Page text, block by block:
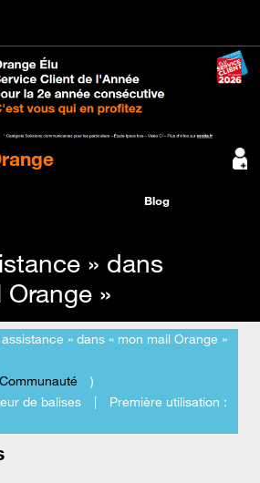
Blog
» dans
»
» dans « mon mail Orange »
Communauté
)
de balises
Première utilisation :